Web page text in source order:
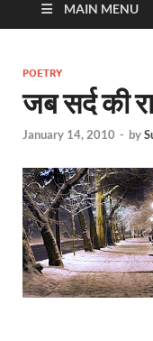
MAIN MENU
POETRY
जब सर्द की
January 14, 2010 - by